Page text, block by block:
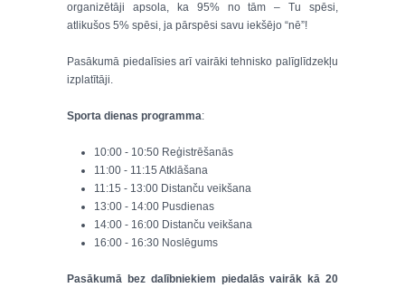
organizētāji apsola, ka 95% no tām – Tu spēsi,
atlikušos 5% spēsi, ja pārspēsi savu iekšējo “nē”!
Pasākumā piedalīsies arī vairāki tehnisko palīglīdzekļu
izplatītāji.
Sporta dienas programma:
10:00 - 10:50 Reģistrēšanās
11:00 - 11:15 Atklāšana
11:15 - 13:00 Distanču veikšana
13:00 - 14:00 Pusdienas
14:00 - 16:00 Distanču veikšana
16:00 - 16:30 Noslēgums
Pasākumā bez dalībniekiem piedalās vairāk kā 20